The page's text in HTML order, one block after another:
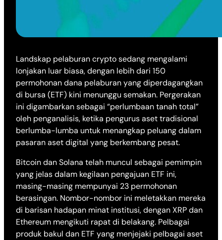
Landskap pelaburan crypto sedang mengalami
lonjakan luar biasa, dengan lebih dari 150
permohonan dana pelaburan yang diperdagangkan
di bursa (ETF) kini menunggu semakan. Pergerakan
ini digambarkan sebagai “perlumbaan tanah total”
oleh penganalisis, ketika pengurus aset tradisional
berlumba-lumba untuk menangkap peluang dalam
pasaran aset digital yang berkembang pesat.
Bitcoin dan Solana telah muncul sebagai pemimpin
yang jelas dalam kegilaan pengajuan ETF ini,
masing-masing mempunyai 23 permohonan
berasingan. Nombor-nombor ini meletakkan mereka
di barisan hadapan minat institusi, dengan XRP dan
Ethereum mengikuti rapat di belakang. Pelbagai
produk bakul dan ETF yang menjejaki pelbagai aset